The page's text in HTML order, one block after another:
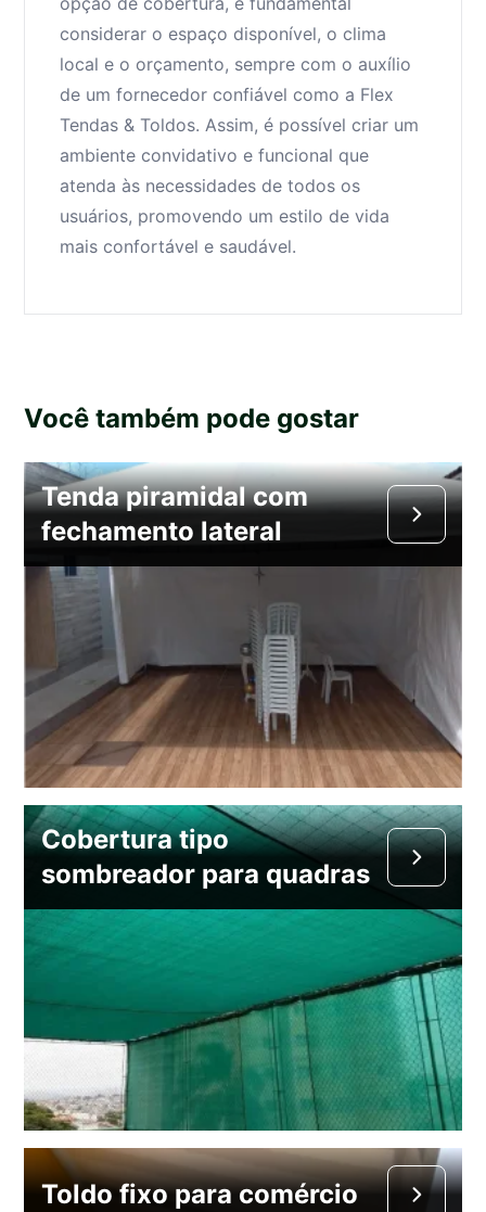
considerar o espaço disponível, o clima
local e o orçamento, sempre com o auxílio
de um fornecedor confiável como a Flex
Tendas & Toldos. Assim, é possível criar um
ambiente convidativo e funcional que
atenda às necessidades de todos os
usuários, promovendo um estilo de vida
mais confortável e saudável.
Você também pode gostar
Tenda piramidal com
fechamento lateral
Cobertura tipo
sombreador para quadras
Toldo fixo para comércio